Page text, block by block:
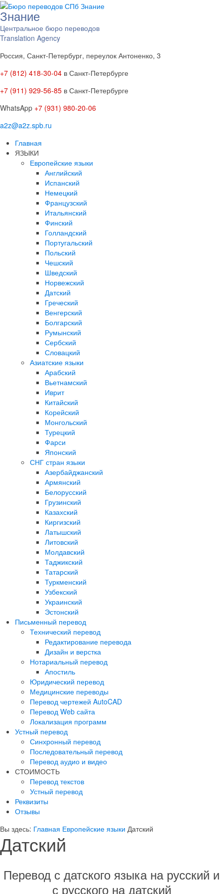
Знание
Центральное бюро переводов
Translation Agency
Россия, Санкт-Петербург, переулок Антоненко, 3
+7 (812) 418-30-04 в Санкт-Петербурге
+7 (911) 929-56-85 в Санкт-Петербурге
WhatsApp +7 (931) 980-20-06
a2z@a2z.spb.ru
Главная
ЯЗЫКИ
Европейские языки
Английский
Испанский
Немецкий
Французский
Итальянский
Финский
Голландский
Португальский
Польский
Чешский
Шведский
Норвежский
Датский
Греческий
Венгерский
Болгарский
Румынский
Сербский
Словацкий
Азиатские языки
Арабский
Вьетнамский
Иврит
Китайский
Корейский
Монгольский
Турецкий
Фарси
Японский
СНГ стран языки
Азербайджанский
Армянский
Белорусский
Грузинский
Казахский
Киргизский
Латышский
Литовский
Молдавский
Таджикский
Татарский
Туркменский
Узбекский
Украинский
Эстонский
Письменный перевод
Технический перевод
Редактирование перевода
Дизайн и верстка
Нотариальный перевод
Апостиль
Юридический перевод
Медицинские переводы
Перевод чертежей AutoCAD
Перевод Web сайта
Локализация программ
Устный перевод
Синхронный перевод
Последовательный перевод
Перевод аудио и видео
СТОИМОСТЬ
Перевод текстов
Устный перевод
Реквизиты
Отзывы
Вы здесь: Главная Европейские языки Датский
Датский
Перевод с датского языка на русский и
с русского на датский